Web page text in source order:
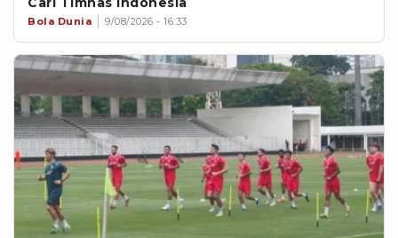
Bola Dunia 9/08/2026 - 16:33